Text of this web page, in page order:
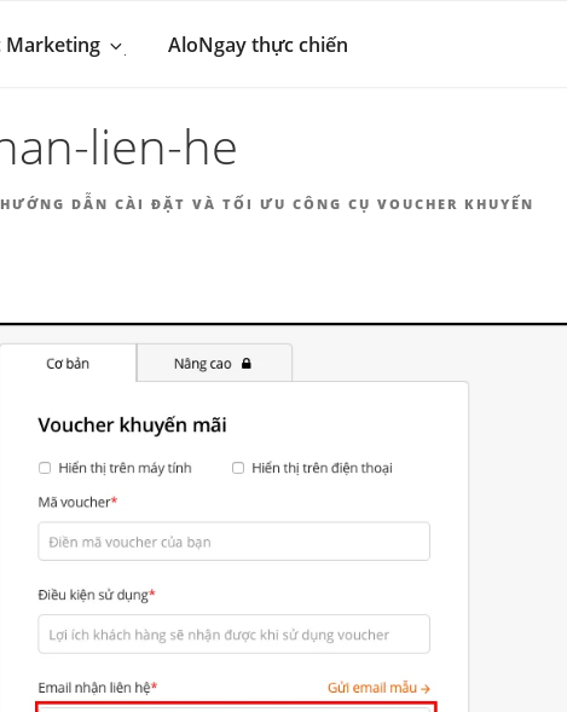
& BÁN HÀNG |
Marketing AloNgay thực chiến
lien-he
HƯỚNG DẪN CÀI ĐẶT VÀ TỐI ƯU CÔNG CỤ VOUCHER KHUYẾN